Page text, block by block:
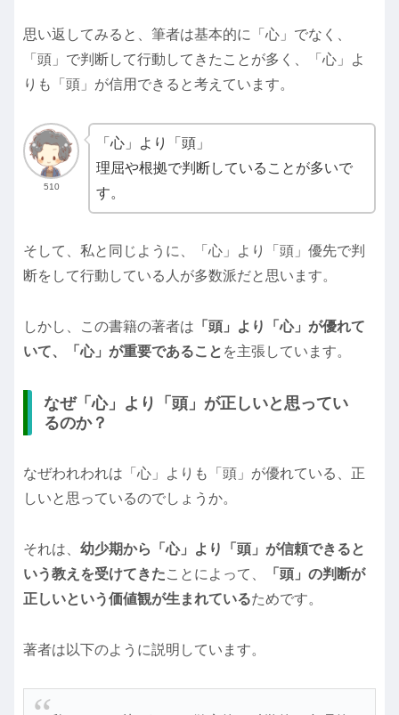
思い返してみると、筆者は基本的に「心」でなく、
「頭」で判断して行動してきたことが多く、「心」よ
りも「頭」が信用できると考えています。
510
「心」より「頭」
理屈や根拠で判断していることが多いで
す。
そして、私と同じように、「心」より「頭」優先で判
断をして行動している人が多数派だと思います。
しかし、この書籍の著者は 「頭」より「心」が優れて
いて、「心」が重要であること を主張しています。
なぜ「心」より「頭」が正しいと思ってい
るのか？
なぜわれわれは「心」よりも「頭」が優れている、正
しいと思っているのでしょうか。
それは、 幼少期から「心」より「頭」が信頼できると
いう教えを受けてきたことによって、
「頭」の判断が
正しいという価値観が生まれているためです。
著者は以下のように説明しています。